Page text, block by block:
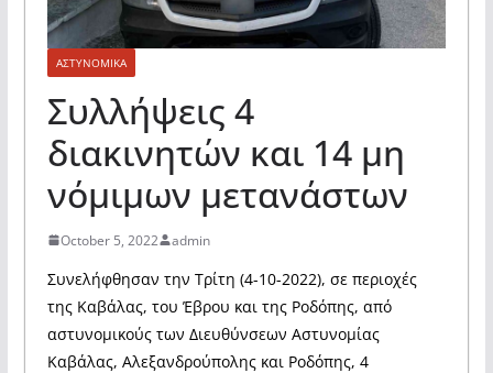
ΑΣΤΥΝΟΜΙΚΑ
Συλλήψεις 4
διακινητών και 14 μη
νόμιμων μετανάστων
October 5, 2022 admin
Συνελήφθησαν την Τρίτη (4-10-2022), σε περιοχές
της Καβάλας, του Έβρου και της Ροδόπης, από
αστυνομικούς των Διευθύνσεων Αστυνομίας
Καβάλας, Αλεξανδρούπολης και Ροδόπης, 4